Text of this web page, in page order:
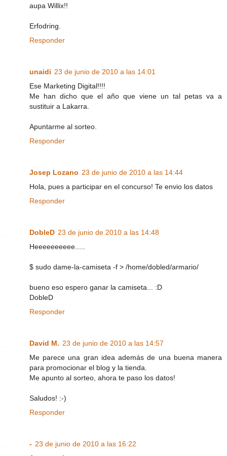
aupa Willix!!
Erfodring.
Responder
unaidi 23 de junio de 2010 a las 14:01
Ese Marketing Digital!!!!
Me han dicho que el año que viene un tal petas va a
sustituir a Lakarra.
Apuntarme al sorteo.
Responder
Josep Lozano 23 de junio de 2010 a las 14:44
Hola, pues a participar en el concurso! Te envio los datos
Responder
DobleD 23 de junio de 2010 a las 14:48
Heeeeeeeeee.....
$ sudo dame-la-camiseta -f > /home/dobled/armario/
bueno eso espero ganar la camiseta... :D
DobleD
Responder
David M. 23 de junio de 2010 a las 14:57
Me parece una gran idea además de una buena manera
para promocionar el blog y la tienda.
Me apunto al sorteo, ahora te paso los datos!
Saludos! :-)
Responder
- 23 de junio de 2010 a las 16:22